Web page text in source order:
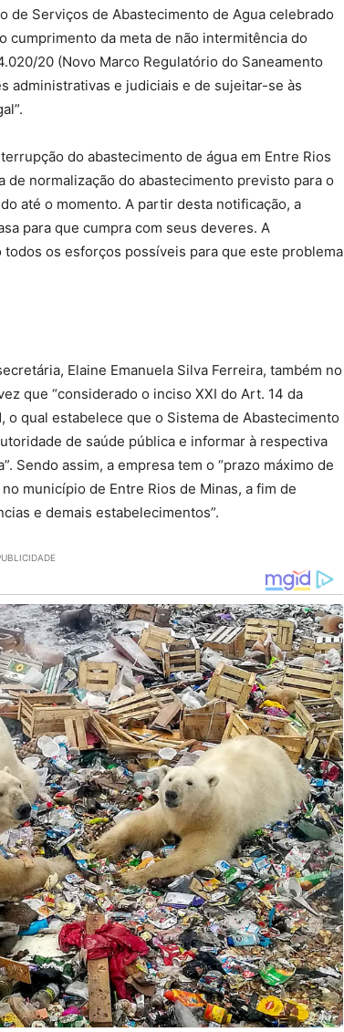
de Serviços de Abastecimento de Agua celebrado
cumprimento da meta de não intermitência do
20 (Novo Marco Regulatório do Saneamento
administrativas e judiciais e de sujeitar-se às
do abastecimento de água em Entre Rios
normalização do abastecimento previsto para o
até o momento. A partir desta notificação, a
para que cumpra com seus deveres. A
os esforços possíveis para que este problema
Elaine Emanuela Silva Ferreira, também no
que “considerado o inciso XXI do Art. 14 da
o qual estabelece que o Sistema de Abastecimento
de saúde pública e informar à respectiva
Sendo assim, a empresa tem o “prazo máximo de
município de Entre Rios de Minas, a fim de
e demais estabelecimentos”.